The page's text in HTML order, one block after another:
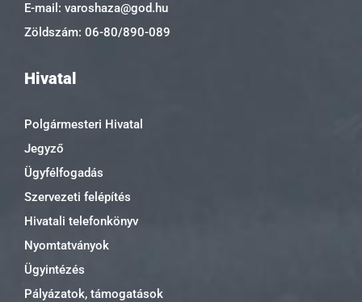
E-mail: varoshaza@god.hu
Zöldszám: 06-80/890-089
Hivatal
Polgármesteri Hivatal
Jegyző
Ügyfélfogadás
Szervezeti felépítés
Hivatali telefonkönyv
Nyomtatványok
Ügyintézés
Pályázatok, támogatások